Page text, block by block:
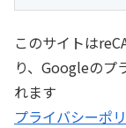
このサイトは
り、Googleのプ
れます
プライバシーポ